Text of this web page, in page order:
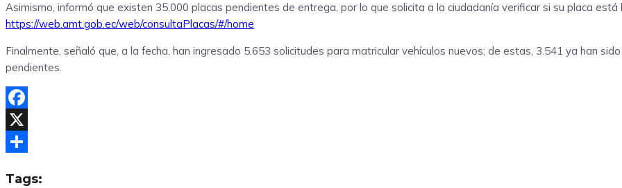
Asimismo, informó que existen 35.000 placas pendientes de entrega, por lo que solicita a la ciudadanía verificar si su placa
https://web.amt.gob.ec/web/consultaPlacas/#/home
Finalmente, señaló que, a la fecha, han ingresado 5.653 solicitudes para matricular vehículos nuevos; de estas, 3.541 ya han
pendientes.
Facebook
X
Tags: